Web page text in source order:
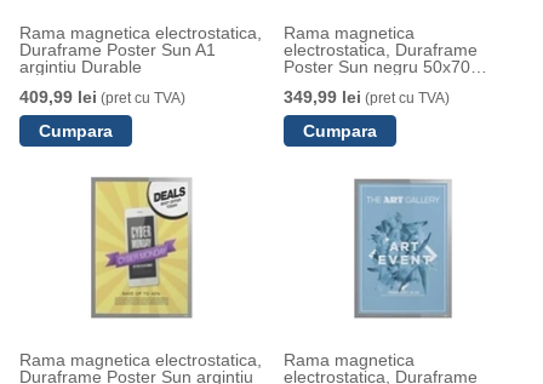
Rama magnetica electrostatica,
Duraframe Poster Sun A1
argintiu Durable
409,99 lei (pret cu TVA)
Rama magnetica
electrostatica, Duraframe
Poster Sun negru 50x70
349,99 lei (pret cu TVA)
Rama magnetica electrostatica,
Duraframe Poster Sun argintiu
Rama magnetica
electrostatica, Duraframe